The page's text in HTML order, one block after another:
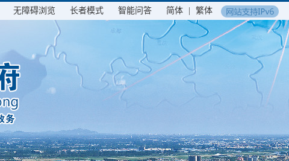
无障碍浏览 长者模式 智能问答 简体 繁体